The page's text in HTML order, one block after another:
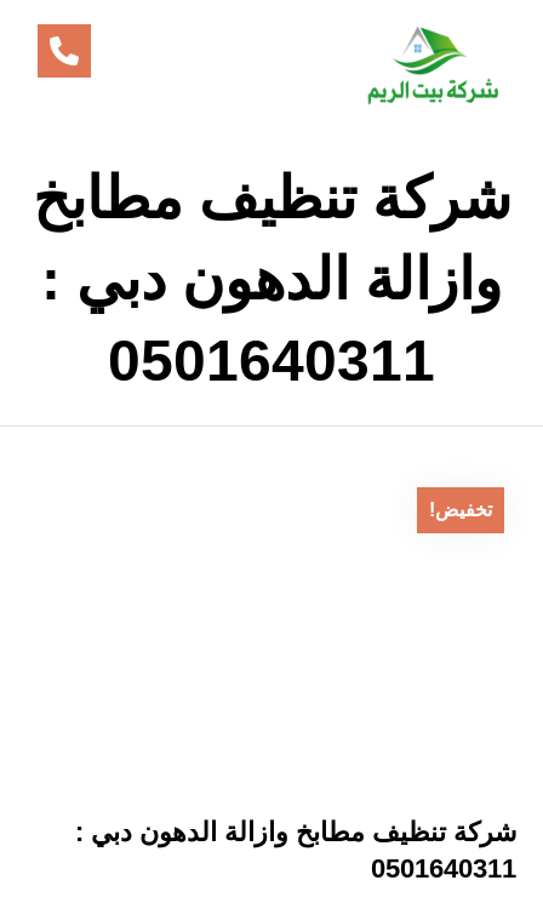
شركة تنظيف مطابخ
وازالة الدهون دبي :
0501640311
تخفيض!
شركة تنظيف مطابخ وازالة الدهون دبي :
0501640311